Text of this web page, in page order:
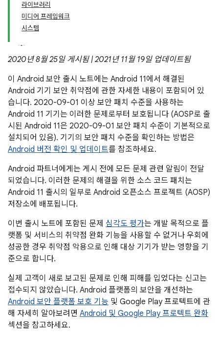
라이브러리
미디어 프레임워크
시스템
2020년 8월 25일 게시됨 | 2021년 11월 19일 업데이트됨
이 Android 보안 출시 노트에는 Android 11에서 해결된
Android 기기 보안 취약점에 관한 자세한 내용이 포함되어 있
습니다. 2020-09-01 이상 보안 패치 수준을 사용하는
Android 11 기기는 이러한 문제로부터 보호됩니다 (AOSP로 출
시된 Android 11은 2020-09-01 보안 패치 수준이 기본적으로
설치되어 있음). 기기의 보안 패치 수준을 확인하는 방법은
Android 버전 확인 및 업데이트를 참조하세요.
Android 파트너에게는 게시 전에 모든 문제 관련 알림이 전달
되었습니다. 이러한 문제의 해결을 위한 소스 코드 패치는
Android 11 출시의 일부로 Android 오픈소스 프로젝트 (AOSP)
저장소에 배포됩니다.
이번 출시 노트에 포함된 문제 심각도 평가는 개발 목적으로 플
랫폼 및 서비스의 취약점 완화 기능을 사용할 수 없거나 우회에
성공한 경우 취약점 악용으로 인해 대상 기기가 받는 영향을 기
준으로 합니다.
실제 고객이 새로 보고된 문제로 인해 피해를 입었다는 신고는
접수되지 않았습니다. Android 플랫폼의 보안을 개선하는
Android 보안 플랫폼 보호 기능 및 Google Play 프로텍트에 관
해 자세히 알아보려면 Android 및 Google Play 프로텍트 완화
섹션을 참고하세요.